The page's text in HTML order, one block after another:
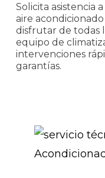
Solicita asistencia
aire
disfrutar de todas
equipo de
intervenciones
garantías.